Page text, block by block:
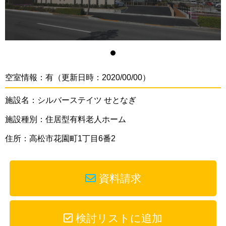
空室情報：有（更新日時：2020/00/00）
施設名：シルバーステイツ せとなぎ
施設種別：住居型有料老人ホーム
住所：高松市花園町1丁目6番2
資料請求
検討リストに追加